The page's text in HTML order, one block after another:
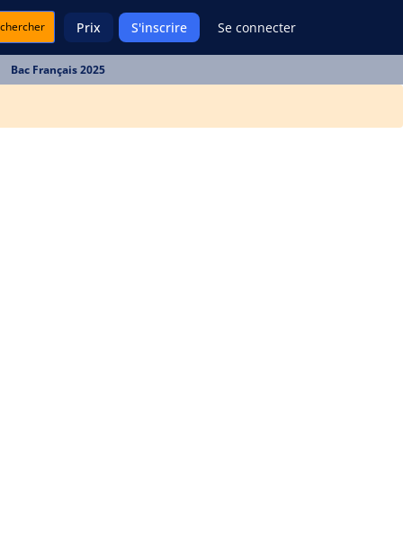
Prix S'inscrire Se connecter
Bac Français 2025